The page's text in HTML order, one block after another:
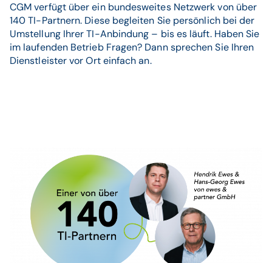
CGM verfügt über ein bundesweites Netzwerk von über
140 TI-Partnern. Diese begleiten Sie persönlich bei der
Umstellung Ihrer TI-Anbindung – bis es läuft. Haben Sie
im laufenden Betrieb Fragen? Dann sprechen Sie Ihren
Dienstleister vor Ort einfach an.